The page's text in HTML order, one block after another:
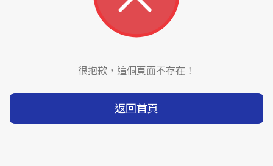
很抱歉，這個頁面不存在！
返回首頁